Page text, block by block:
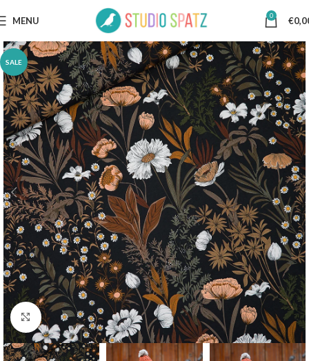
MENU 0 €
SALE
Click to enlarge